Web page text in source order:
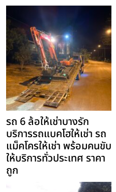
รถ 6 ล้อให้เช่าบางรัก
บริการรถแบคโฮให้เช่า รถ
แม็คโครให้เช่า พร้อมคนขับ
ให้บริการทั่วประเทศ ราคา
ถูก